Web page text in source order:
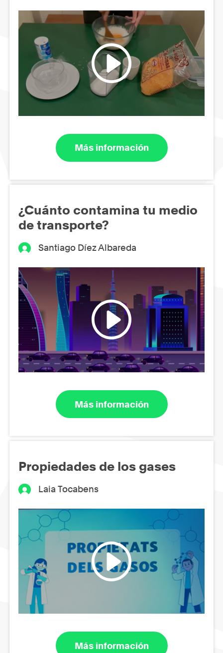
Más información
¿Cuánto contamina tu medio
de transporte?
Santiago Díez Albareda
Más información
Propiedades de los gases
Laia Tocabens
Más información